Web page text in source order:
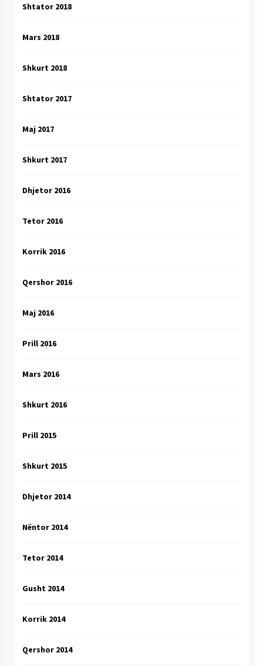
Shtator 2018
Mars 2018
Shkurt 2018
Shtator 2017
Maj 2017
Shkurt 2017
Dhjetor 2016
Tetor 2016
Korrik 2016
Qershor 2016
Maj 2016
Prill 2016
Mars 2016
Shkurt 2016
Prill 2015
Shkurt 2015
Dhjetor 2014
Nëntor 2014
Tetor 2014
Gusht 2014
Korrik 2014
Qershor 2014